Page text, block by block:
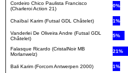
Cordeiro Chico Paulista Francisco
(Charleroi Action 21)
0%
Chaïbaï Karim (Futsal GDL Châtelet) 1%
Vanderlei De Oliveira Andre (Futsal GDL
Châtelet)
5%
Falasque Ricardo (CristalNoir MB
Morlanwelz)
21%
Bali Karim (Forcom Antwerpen 2000) 1%